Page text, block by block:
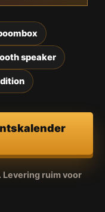
speaker
Levering ruim voor